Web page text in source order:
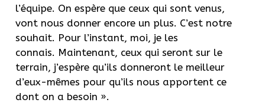
l’équipe. On espère que ceux qui sont venus,
vont nous donner encore un plus. C’est notre
souhait. Pour l’instant, moi, je les
connais. Maintenant, ceux qui seront sur le
terrain, j’espère qu’ils donneront le meilleur
d’eux-mêmes pour qu’ils nous apportent ce
dont on a besoin ».